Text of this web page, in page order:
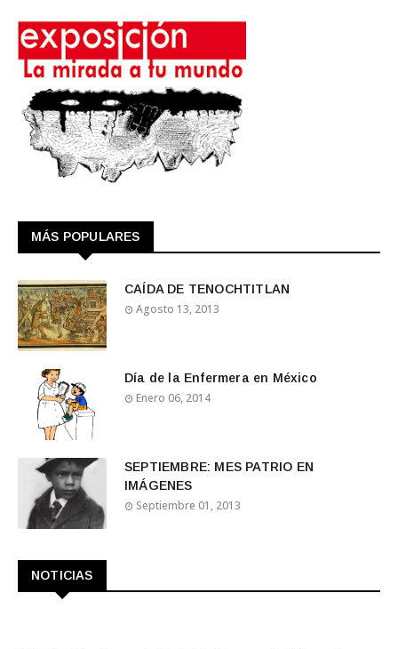
MÁS POPULARES
CAÍDA DE TENOCHTITLAN
Agosto 13, 2013
Día de la Enfermera en México
Enero 06, 2014
SEPTIEMBRE: MES PATRIO EN
IMÁGENES
Septiembre 01, 2013
NOTICIAS